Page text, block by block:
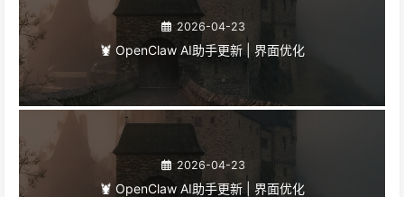
2026-04-23
🦞 OpenClaw AI助手更新 | 界面优化
2026-04-23
🦞 OpenClaw AI助手更新 | 界面优化